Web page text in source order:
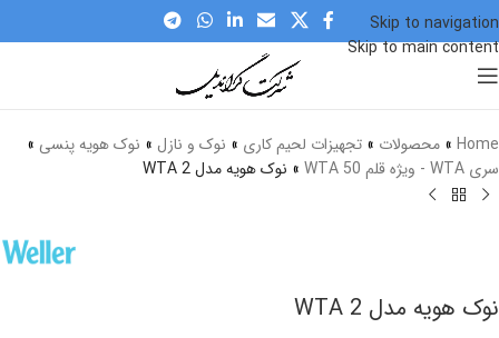
Skip to navigation
Skip to main content
برای بزرگنمایی کلیک کنید
Home
» محصولات » تجهیزات لحیم کاری » نوک و نازل » نوک هویه پنسی »
سری WTA - ویژه قلم WTA 50
» نوک هویه مدل WTA 2
نوک هویه مدل WTA 2